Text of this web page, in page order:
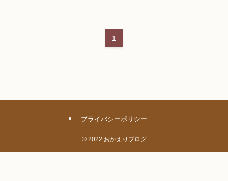
1
プライバシーポリシー
©2022 おかえりブログ